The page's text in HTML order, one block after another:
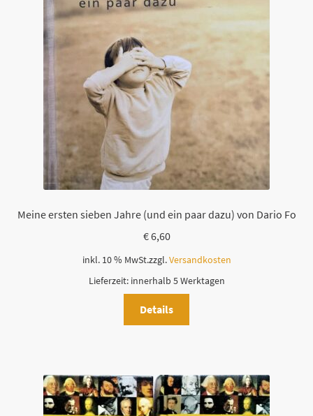
Meine ersten sieben Jahre (und ein paar dazu) von Dario Fo
€6,60
inkl. 10 % MwSt.zzgl.Versandkosten
Lieferzeit: innerhalb 5 Werktagen
Details